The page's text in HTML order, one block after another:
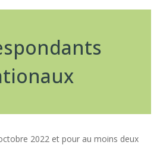
2022 et pour au moins deux